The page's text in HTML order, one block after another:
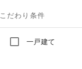
こだわり条件
一戸建て